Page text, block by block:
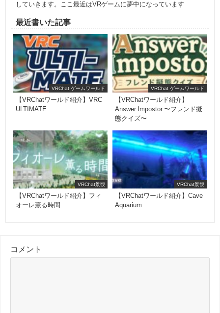
していきます。ここ最近はVRゲームに夢中になっています
最近書いた記事
VRChat ゲームワールド
【VRChatワールド紹介】VRC
ULTIMATE
VRChat ゲームワールド
【VRChatワールド紹介】
Answer Impostor 〜フレンド擬
態クイズ〜
VRChat景観
【VRChatワールド紹介】フィ
オーレ薫る時間
VRChat景観
【VRChatワールド紹介】Cave
Aquarium
コメント